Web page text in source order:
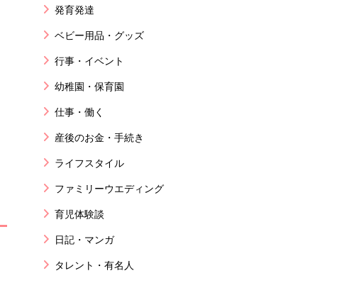
発育発達
ベビー用品・グッズ
行事・イベント
幼稚園・保育園
仕事・働く
産後のお金・手続き
ライフスタイル
ファミリーウエディング
育児体験談
日記・マンガ
タレント・有名人